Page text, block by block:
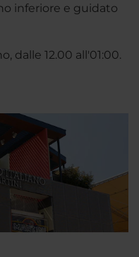
inferiore e guidato
dalle 12.00 all'01:00.